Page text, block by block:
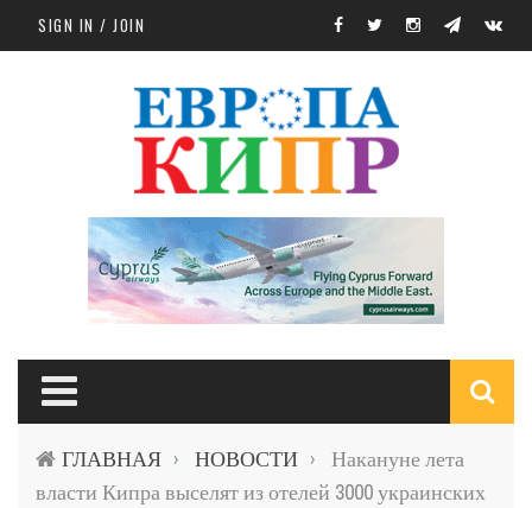
Skip to main content
SIGN IN / JOIN
ГЛАВНАЯ › НОВОСТИ ›
Накануне лета
власти Кипра выселят из отелей 3000 украинских